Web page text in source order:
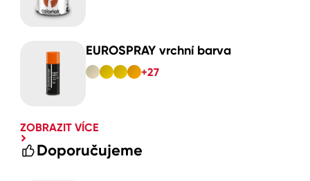
EUROSPRAY vrchní barva
+27
ZOBRAZIT VÍCE
Doporučujeme